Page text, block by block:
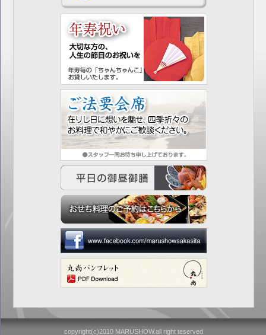
copyright(c)2010 MARUSHOW.all right teserved